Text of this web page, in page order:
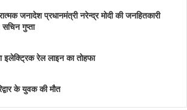
जनादेश प्रधानमंत्री नरेन्द्र मोदी की जनहितकारी
गुप्ता
रेल लाइन का तोहफा
के युवक की मौत